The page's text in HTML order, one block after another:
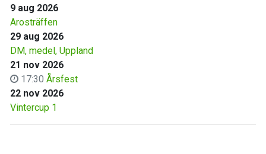
9 aug 2026
Arosträffen
29 aug 2026
DM, medel, Uppland
21 nov 2026
17:30 Årsfest
22 nov 2026
Vintercup 1